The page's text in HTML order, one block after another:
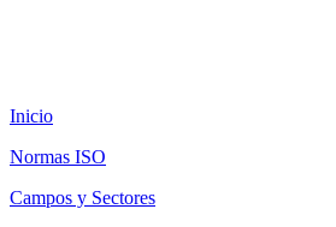
Inicio
Normas ISO
Campos y Sectores